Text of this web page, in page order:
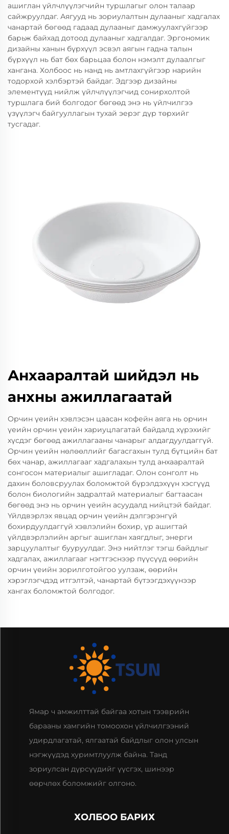
ашиглан үйлчлүүлэгчийн туршлагыг олон талаар
сайжруулдаг. Аягууд нь зориулалтын дулааныг хадгалах
чанартай бөгөөд гадаад дулааныг дамжуулахгүйгээр
барьж байхад дотоод дулааныг хадгалдаг. Эргономик
дизайны ханын бүрхүүл эсвэл аягын гадна талын
бүрхүүл нь бат бөх барьцаа болон нэмэлт дулаалгыг
хангана. Холбоос нь нанд нь амтлахгүйгээр нарийн
тодорхой хэлбэртэй байдаг. Эдгээр дизайны
элементүүд нийлж үйлчлүүлэгчид сонирхолтой
туршлага бий болгодог бөгөөд энэ нь үйлчилгээ
үзүүлэгч байгууллагын тухай эерэг дүр төрхийг
тусгадаг.
Анхааралтай шийдэл нь
анхны ажиллагаатай
Орчин үеийн хэвлэсэн цаасан кофейн аяга нь орчин
үеийн орчин үеийн хариуцлагатай байдалд хүрэхийг
хүсдэг бөгөөд ажиллагааны чанарыг алдагдуулдаггүй.
Орчин үеийн нөлөөллийг багасгахын тулд бүтцийн бат
бөх чанар, ажиллагааг хадгалахын тулд анхааралтай
сонгосон материалыг ашигладаг. Олон сонголт нь
дахин боловсруулах боломжтой бүрэлдэхүүн хэсгүүд
болон биологийн задралтай материалыг багтаасан
бөгөөд энэ нь орчин үеийн асуудалд нийцтэй байдаг.
Үйлдвэрлэх явцад орчин үеийн дэлгэрэнгүй
бохирдуулдаггүй хэвлэлийн бохир, үр ашигтай
үйлдвэрлэлийн аргыг ашиглан хаягдлыг, энерги
зарцуулалтыг бууруулдаг. Энэ нийтлэг тэгш байдлыг
хадгалах, ажиллагааг нэгтгэснээр пүүсүүд өөрийн
орчин үеийн зорилготойгоо уулзаж, өөрийн
хэрэглэгчдэд итгэлтэй, чанартай бүтээгдэхүүнээр
хангах боломжтой болгодог.
Ямар ч амжилттай байгаа хотын тээврийн
барааны хамгийн томоохон үйлчилгээний
удирдлагатай, ялгаатай байдлыг олон улсын
нэгжүүдэд хуримтлуулж байна. Танд
зориулсан дүрсүүдийг үүсгэх, шинээр
өөрчлөх боломжийг олгоно.
ХОЛБОО БАРИХ